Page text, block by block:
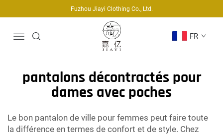
Fuzhou Jiayi Clothing Co., Ltd.
FR
pantalons décontractés pour
dames avec poches
Le bon pantalon de ville pour femmes peut faire toute
la différence en termes de confort et de style. Chez